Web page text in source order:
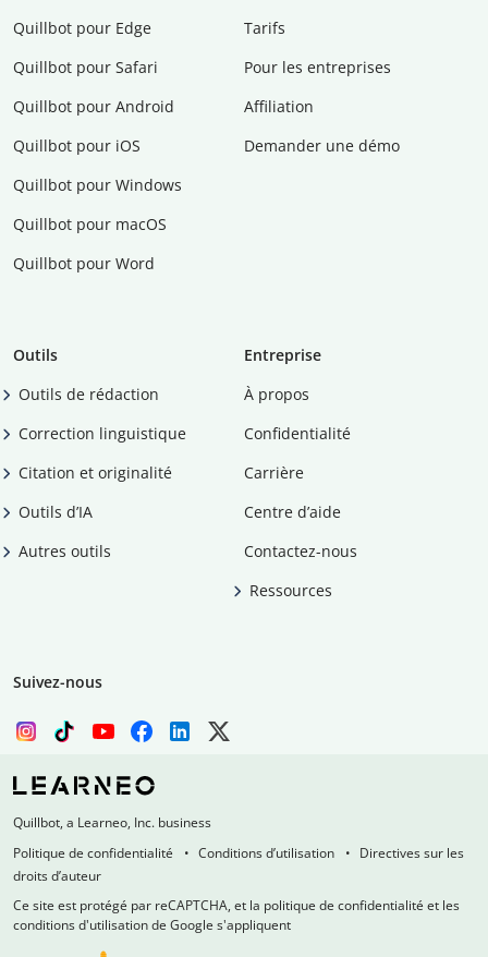
Quillbot pour Edge
Quillbot pour Safari
Quillbot pour Android
Quillbot pour iOS
Quillbot pour Windows
Quillbot pour macOS
Quillbot pour Word
Tarifs
Pour les entreprises
Affiliation
Demander une démo
Outils
Outils de rédaction
Correction linguistique
Citation et originalité
Outils d’IA
Autres outils
Entreprise
À propos
Confidentialité
Carrière
Centre d’aide
Contactez-nous
Ressources
Suivez-nous
Quillbot, a Learneo, Inc. business
Politique de confidentialité
Conditions d’utilisation
Directives sur les
droits d’auteur
Ce site est protégé par reCAPTCHA, et la politique de confidentialité et les
conditions d'utilisation de Google s'appliquent